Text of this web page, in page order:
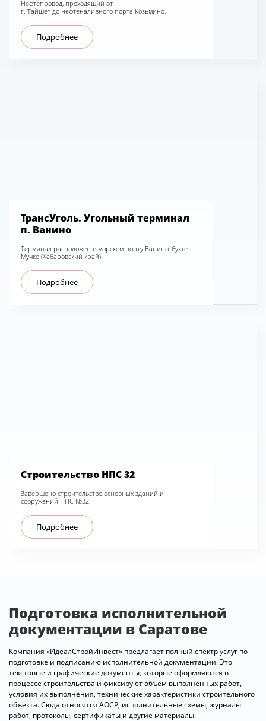
Нефтепровод, проходящий от
г. Тайшет до нефтеналивного порта Козьмино.
Подробнее
ТрансУголь. Угольный терминал
п. Ванино
Терминал расположен в морском порту Ванино, бухте
Мучке (Хабаровский край).
Подробнее
Строительство НПС 32
Завершено строительство основных зданий и
сооружений НПС №32.
Подробнее
Подготовка исполнительной
документации в Саратове
Компания «ИдеалСтройИнвест» предлагает полный спектр услуг по
подготовке и подписанию исполнительной документации. Это
текстовые и графические документы, которые оформляются в
процессе строительства и фиксируют объем выполненных работ,
условия их выполнения, технические характеристики строительного
объекта. Сюда относятся АОСР, исполнительные схемы, журналы
работ, протоколы, сертификаты и другие материалы.